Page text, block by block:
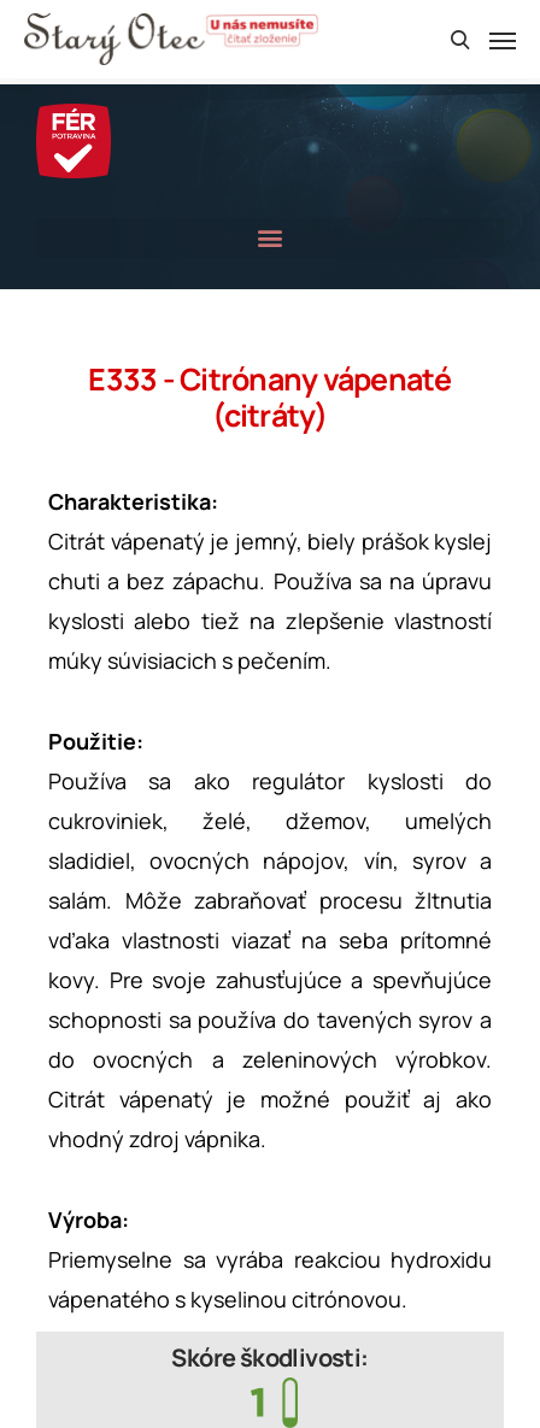
E333 - Citrónany vápenaté
(citráty)
Charakteristika:
Citrát vápenatý je jemný, biely prášok kyslej
chuti a bez zápachu. Používa sa na úpravu
kyslosti alebo tiež na zlepšenie vlastností
múky súvisiacich s pečením.
Použitie:
Používa sa ako regulátor kyslosti do
cukroviniek, želé, džemov, umelých
sladidiel, ovocných nápojov, vín, syrov a
salám. Môže zabraňovať procesu žltnutia
vďaka vlastnosti viazať na seba prítomné
kovy. Pre svoje zahusťujúce a spevňujúce
schopnosti sa používa do tavených syrov a
do ovocných a zeleninových výrobkov.
Citrát vápenatý je možné použiť aj ako
vhodný zdroj vápnika.
Výroba:
Priemyselne sa vyrába reakciou hydroxidu
vápenatého s kyselinou citrónovou.
Skóre škodlivosti: